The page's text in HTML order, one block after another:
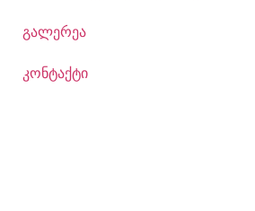
გალერეა
კონტაქტი